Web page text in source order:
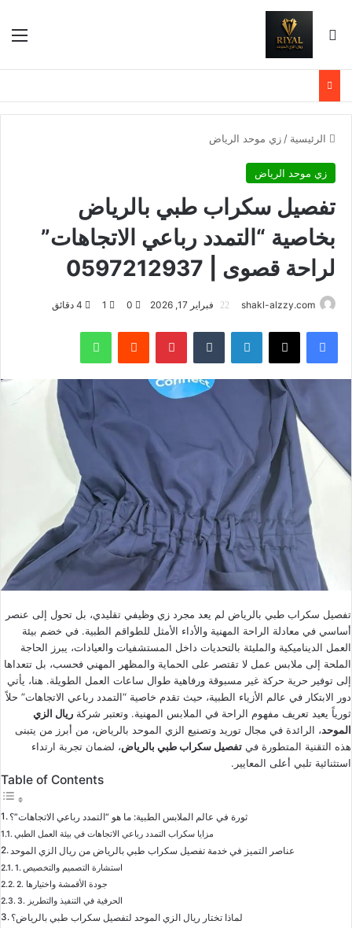
بحث عن
الرئيسية / زي موحد الرياض
زي موحد الرياض
تفصيل سكراب طبي بالرياض
بخاصية “التمدد رباعي الاتجاهات”
لراحة قصوى | 0597212937
shakl-alzzy.com فبراير 17, 2026 0
1
فيسبوك X لينكدإن بينتيريست واتساب
تفصيل سكراب طبي بالرياض لم يعد مجرد زي وظيفي تقليدي، بل تحول إلى عنصر
أساسي في معادلة الراحة المهنية والأداء الأمثل للطواقم الطبية. في خضم بيئة
العمل الديناميكية والمليئة بالتحديات داخل المستشفيات والعيادات، يبرز الحاجة
الملحة إلى ملابس عمل لا تقتصر على الحماية والمظهر المهني فحسب، بل تتعداها
إلى توفير حرية حركة غير مسبوقة ورفاهية طوال ساعات العمل الطويلة. هنا، يأتي
دور الابتكار في عالم الأزياء الطبية، حيث تقدم خاصية “التمدد رباعي الاتجاهات” حلاً
ثورياً يعيد تعريف مفهوم الراحة في الملابس المهنية. وتعتبر شركة ريال الزي
الموحد، الرائدة في مجال توريد وتصنيع الزي الموحد بالرياض، من أبرز من يتبنى
هذه التقنية المتطورة في تفصيل سكراب طبي بالرياض، لضمان تجربة ارتداء
استثنائية تلبي أعلى المعايير.
Table of Contents
ثورة في عالم الملابس الطبية: ما هو “التمدد رباعي الاتجاهات”؟
مزايا سكراب التمدد رباعي الاتجاهات في بيئة العمل الطبي
عناصر التميز في خدمة تفصيل سكراب طبي بالرياض من ريال الزي الموحد
1. استشارة التصميم والتخصيص
2. جودة الأقمشة واختيارها
3. الحرفية في التنفيذ والتطريز
لماذا تختار ريال الزي الموحد لتفصيل سكراب طبي بالرياض؟